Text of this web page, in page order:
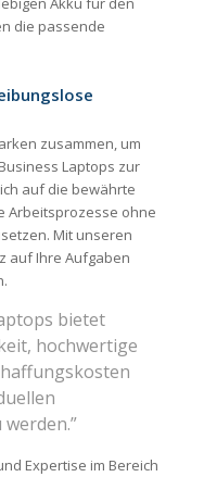
die passende
zusammen, um
Laptops zur
auf die bewährte
Arbeitsprozesse ohne
Mit unseren
auf Ihre Aufgaben
bietet
hochwertige
Expertise im Bereich